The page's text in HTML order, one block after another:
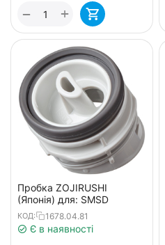
+
−
Пробка ZOJIRUSHI
(Японія) для: SMSD
КОД: 1678.04.81
Є в наявності